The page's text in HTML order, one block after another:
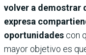
volver a demostrar
expresa
oportunidades con
mayor objetivo es